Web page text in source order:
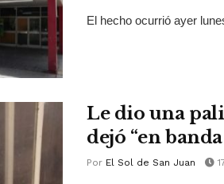
El hecho ocurrió ayer
Le dio una
dejó “en
Por El Sol de San Juan